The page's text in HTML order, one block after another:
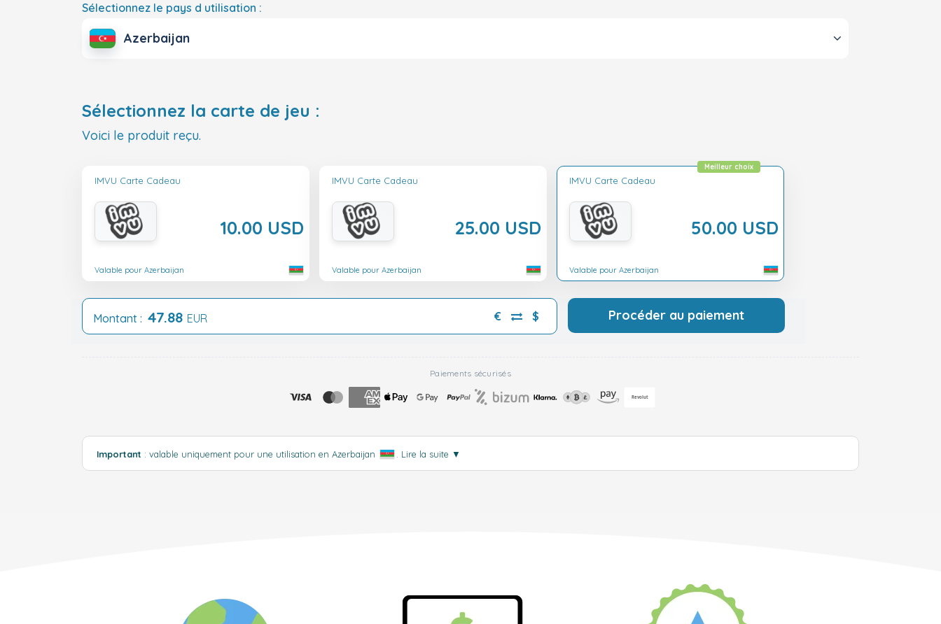
Sélectionnez le pays d utilisation :
Azerbaijan
Sélectionnez la carte de jeu :
Voici le produit reçu.
IMVU Carte Cadeau
10.00 USD
Valable pour Azerbaijan
IMVU Carte Cadeau
25.00 USD
Valable pour Azerbaijan
IMVU Carte Cadeau
50.00 USD
Meilleur choix
Valable pour Azerbaijan
Montant : 47.88 EUR € $ Procéder au paiement
Paiements sécurisés
Important : valable uniquement pour une utilisation en Azerbaijan Lire la suite ▼